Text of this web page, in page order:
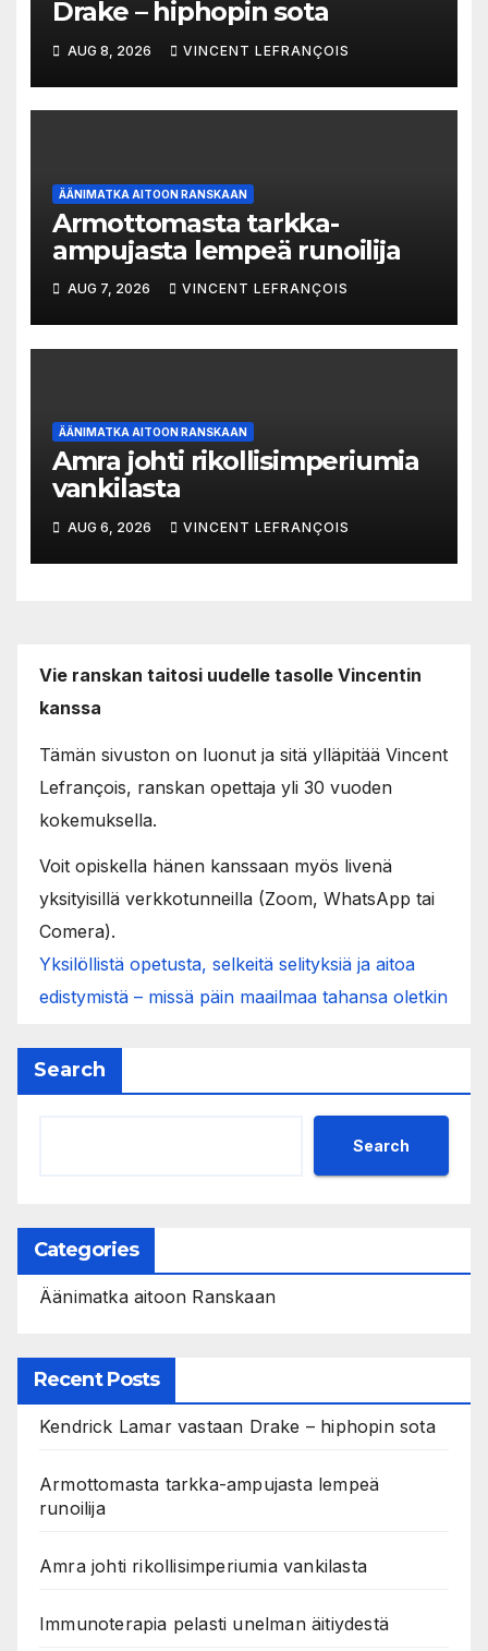
Drake – hiphopin sota
AUG 8, 2026 VINCENT LEFRANÇOIS
ÄÄNIMATKA AITOON RANSKAAN
Armottomasta tarkka-
ampujasta lempeä runoilija
AUG 7, 2026 VINCENT LEFRANÇOIS
ÄÄNIMATKA AITOON RANSKAAN
Amra johti rikollisimperiumia
vankilasta
AUG 6, 2026 VINCENT LEFRANÇOIS
Vie ranskan taitosi uudelle tasolle Vincentin
kanssa
Tämän sivuston on luonut ja sitä ylläpitää Vincent
Lefrançois, ranskan opettaja yli 30 vuoden
kokemuksella.
Voit opiskella hänen kanssaan myös livenä
yksityisillä verkkotunneilla (Zoom, WhatsApp tai
Comera).
Yksilöllistä opetusta, selkeitä selityksiä ja aitoa
edistymistä – missä päin maailmaa tahansa oletkin
Search
Search
Categories
Äänimatka aitoon Ranskaan
Recent Posts
Kendrick Lamar vastaan Drake – hiphopin sota
Armottomasta tarkka-ampujasta lempeä
runoilija
Amra johti rikollisimperiumia vankilasta
Immunoterapia pelasti unelman äitiydestä